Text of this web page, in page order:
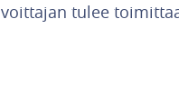
voittajan tulee